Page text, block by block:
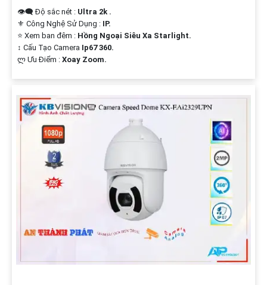
👁️‍🗨 Độ sắc nét : Ultra 2k .
⚜️ Công Nghệ Sử Dụng : IP.
⭐ Xem ban đêm : Hồng Ngoại Siêu Xa Starlight.
↕️ Cấu Tạo Camera Ip67 360.
️ლ Ưu Điểm : Xoay Zoom.